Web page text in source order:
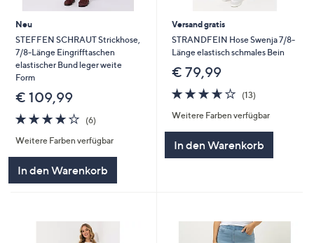
Neu
STEFFEN SCHRAUT Strickhose,
7/8-Länge Eingrifftaschen
elastischer Bund leger weite
Form
€ 109,99
4.0
von
5
(6)
Weitere Farben verfügbar
In den Warenkorb
Versand gratis
STRANDFEIN Hose Swenja 7/8-
Länge elastisch schmales Bein
€ 79,99
3.6
von
5
(13)13
Weitere Farben verfügbar
In den Warenkorb